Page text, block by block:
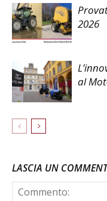
2026
al
LASCIA UN